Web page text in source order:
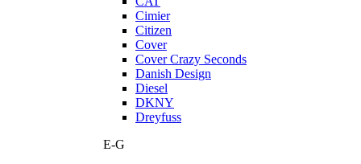
Cimier
Citizen
Cover
Cover Crazy Seconds
Danish Design
Diesel
DKNY
Dreyfuss
E-G